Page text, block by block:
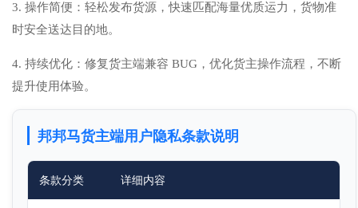
3. 操作简便：轻松发布货源，快速匹配海量优质运力，货物准
时安全送达目的地。
4. 持续优化：修复货主端兼容 BUG，优化货主操作流程，不断
提升使用体验。
邦邦马货主端用户隐私条款说明
条款分类 详细内容